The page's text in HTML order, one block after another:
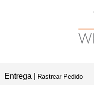
Entrega | Rastrear Pedido